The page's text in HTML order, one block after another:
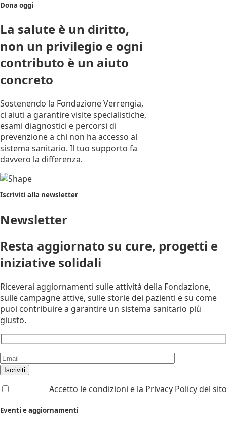
Dona oggi
La salute è un diritto,
non un privilegio e ogni
contributo è un aiuto
concreto
Sostenendo la Fondazione Verrengia,
ci aiuti a garantire visite specialistiche,
esami diagnostici e percorsi di
prevenzione a chi non ha accesso al
sistema sanitario. Il tuo supporto fa
davvero la differenza.
Iscriviti alla newsletter
Newsletter
Resta aggiornato su cure, progetti e
iniziative solidali
Riceverai aggiornamenti sulle attività della Fondazione,
sulle campagne attive, sulle storie dei pazienti e su come
puoi contribuire a garantire un sistema sanitario più
giusto.
Accetto le condizioni e la Privacy Policy del sito
Eventi e aggiornamenti